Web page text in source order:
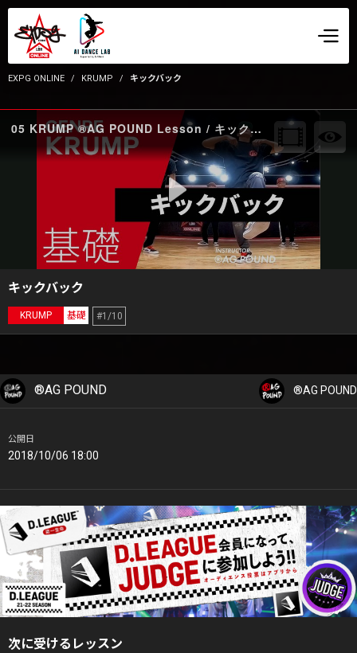
EXPG ONLINE KRUMP キックバック
05 KRUMP ®AG POUND Lesson / キックバック front
キックバック
KRUMP 基礎 #1/10
®AG POUND ®AG POUND
公開日
2018/10/06 18:00
次に受けるレッスン